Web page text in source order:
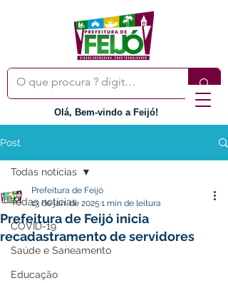
Olá, Bem-vindo a Feijó!
Post
Todas notícias
COVID-19
Saúde e Saneamento
Educação
Todas notícias
Prefeitura de Feijó inicia
recadastramento de servidores
Prefeitura de Feijó
13 de jan. de 2025 1 min de leitura